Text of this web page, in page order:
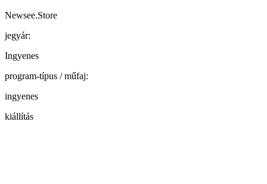
Newsee.Store
jegyár:
Ingyenes
program-típus / műfaj:
ingyenes
kiállítás